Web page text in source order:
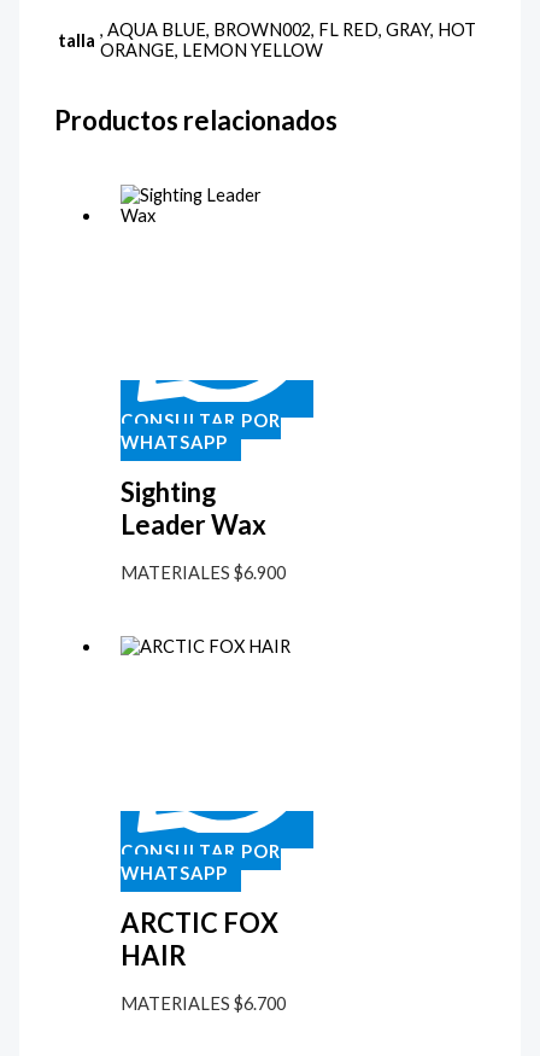
talla , AQUA BLUE, BROWN002, FL RED, GRAY, HOT
ORANGE, LEMON YELLOW
Productos relacionados
CONSULTAR POR
WHATSAPP
Sighting
Leader Wax
MATERIALES $6.900
CONSULTAR POR
WHATSAPP
ARCTIC FOX
HAIR
MATERIALES $6.700